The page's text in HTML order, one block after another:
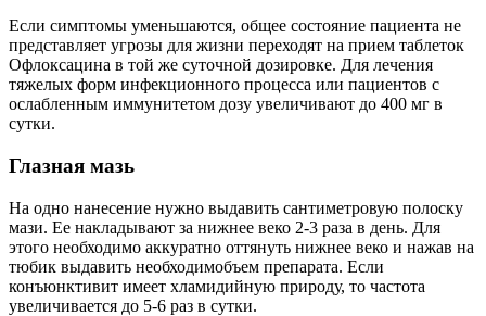
Если симптомы уменьшаются, общее состояние пациента не
представляет угрозы для жизни переходят на прием таблеток
Офлоксацина в той же суточной дозировке. Для лечения
тяжелых форм инфекционного процесса или пациентов с
ослабленным иммунитетом дозу увеличивают до 400 мг в
сутки.
Глазная мазь
На одно нанесение нужно выдавить сантиметровую полоску
мази. Ее накладывают за нижнее веко 2-3 раза в день. Для
этого необходимо аккуратно оттянуть нижнее веко и нажав на
тюбик выдавить необходимобъем препарата. Если
конъюнктивит имеет хламидийную природу, то частота
увеличивается до 5-6 раз в сутки.